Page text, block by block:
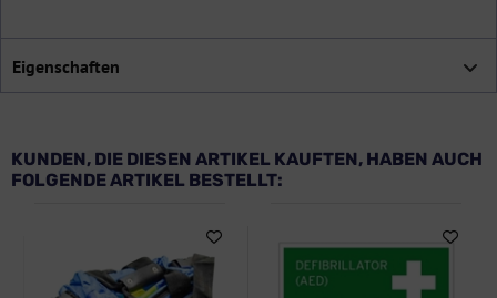
Eigenschaften
KUNDEN, DIE DIESEN ARTIKEL KAUFTEN, HABEN AUCH
FOLGENDE ARTIKEL BESTELLT: